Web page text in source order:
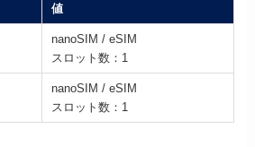
値
nanoSIM / eSIM
スロット数：1
nanoSIM / eSIM
スロット数：1